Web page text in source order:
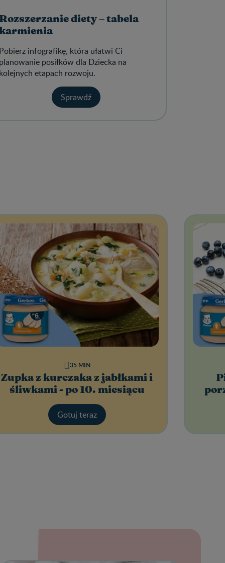
diety – tabela
infografikę, która ułatwi Ci
posiłków dla Dziecka na
etapach rozwoju.
Sprawdź
Zupka z kurczaka z jabłkami i
śliwkami - po 10. miesiącu
35 MIN
Gotuj teraz